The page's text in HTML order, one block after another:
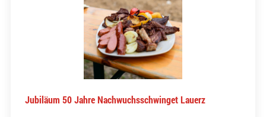
Jubiläum 50 Jahre Nachwuchsschwinget Lauerz